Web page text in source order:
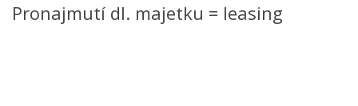
Tematické okruhy
Pronajmutí dl. majetku = leasing